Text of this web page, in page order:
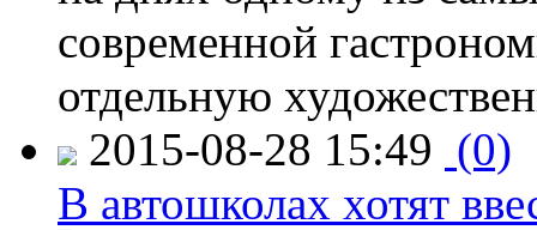
современной
отдельную
2015-08-28 15:49 (0)
В автошколах хотят